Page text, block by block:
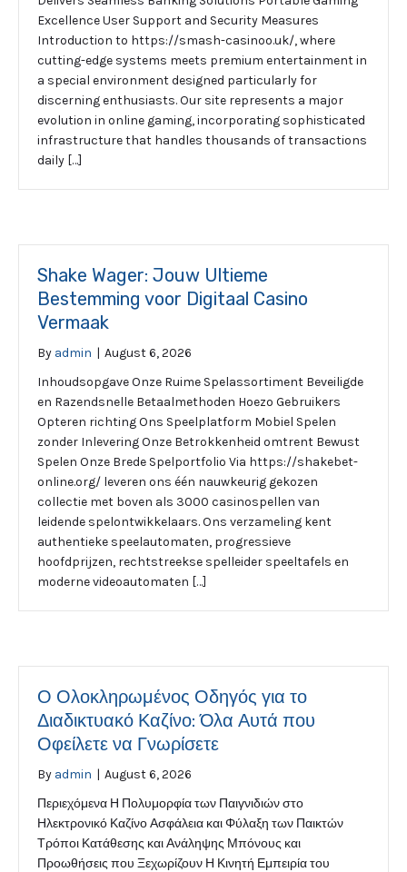
Excellence User Support and Security Measures
Introduction to https://smash-casinoo.uk/, where
cutting-edge systems meets premium entertainment in
a special environment designed particularly for
discerning enthusiasts. Our site represents a major
evolution in online gaming, incorporating sophisticated
infrastructure that handles thousands of transactions
daily […]
Shake Wager: Jouw Ultieme
Bestemming voor Digitaal Casino
Vermaak
By admin | August 6, 2026
Inhoudsopgave Onze Ruime Spelassortiment Beveiligde
en Razendsnelle Betaalmethoden Hoezo Gebruikers
Opteren richting Ons Speelplatform Mobiel Spelen
zonder Inlevering Onze Betrokkenheid omtrent Bewust
Spelen Onze Brede Spelportfolio Via https://shakebet-
online.org/ leveren ons één nauwkeurig gekozen
collectie met boven als 3000 casinospellen van
leidende spelontwikkelaars. Ons verzameling kent
authentieke speelautomaten, progressieve
hoofdprijzen, rechtstreekse spelleider speeltafels en
moderne videoautomaten […]
Ο Ολοκληρωμένος Οδηγός για το
Διαδικτυακό Καζίνο: Όλα Αυτά που
Οφείλετε να Γνωρίσετε
By admin | August 6, 2026
Περιεχόμενα Η Πολυμορφία των Παιγνιδιών στο
Ηλεκτρονικό Καζίνο Ασφάλεια και Φύλαξη των Παικτών
Τρόποι Κατάθεσης και Ανάληψης Μπόνους και
Προωθήσεις που Ξεχωρίζουν Η Κινητή Εμπειρία του